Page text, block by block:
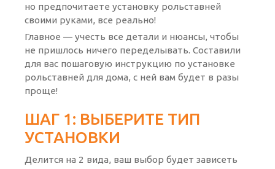
но предпочитаете установку рольставней
своими руками, все реально!
Главное — учесть все детали и нюансы, чтобы
не пришлось ничего переделывать. Составили
для вас пошаговую инструкцию по установке
рольставней для дома, с ней вам будет в разы
проще!
ШАГ 1: ВЫБЕРИТЕ ТИП
УСТАНОВКИ
Делится на 2 вида, ваш выбор будет зависеть